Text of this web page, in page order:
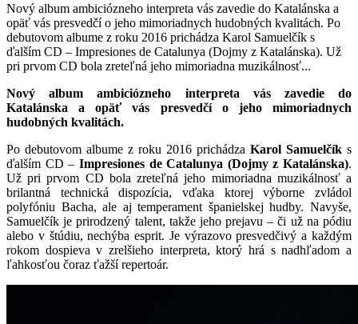
Nový album ambiciózneho interpreta vás zavedie do Katalánska a
opäť vás presvedčí o jeho mimoriadnych hudobných kvalitách. Po
debutovom albume z roku 2016 prichádza Karol Samuelčík s
ďalším CD – Impresiones de Catalunya (Dojmy z Katalánska). Už
pri prvom CD bola zreteľná jeho mimoriadna muzikálnosť...
Nový album ambiciózneho interpreta vás zavedie do
Katalánska a opäť vás presvedčí o jeho mimoriadnych
hudobných kvalitách.
Po debutovom albume z roku 2016 prichádza Karol Samuelčík s
ďalším CD – Impresiones de Catalunya (Dojmy z Katalánska).
Už pri prvom CD bola zreteľná jeho mimoriadna muzikálnosť a
brilantná technická dispozícia, vďaka ktorej výborne zvládol
polyfóniu Bacha, ale aj temperament španielskej hudby. Navyše,
Samuelčík je prirodzený talent, takže jeho prejavu – či už na pódiu
alebo v štúdiu, nechýba esprit. Je výrazovo presvedčivý a každým
rokom dospieva v zrelšieho interpreta, ktorý hrá s nadhľadom a
ľahkosťou čoraz ťažší repertoár.